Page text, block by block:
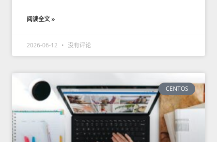
阅读全文 »
2026-06-12 没有评论
CENTOS